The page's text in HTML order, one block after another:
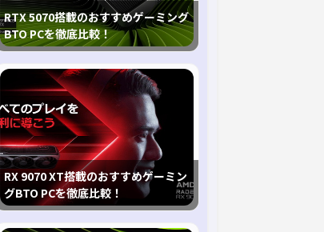
RTX 5070搭載のおすすめゲーミング
BTO PCを徹底比較！
RX 9070 XT搭載のおすすめゲーミン
グBTO PCを徹底比較！